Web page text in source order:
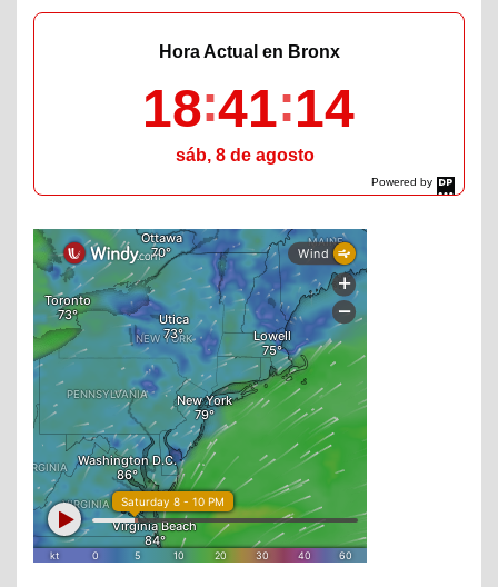
Powered by
DaysPedia.com
Hora Actual en Bronx
18 41 15
sáb, 8 de agosto